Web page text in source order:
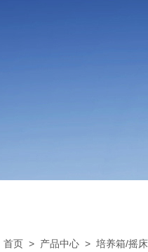
首页 > 产品中心 > 培养箱/摇